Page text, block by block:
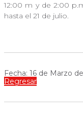
12:00 m y de 2:00
hasta el 21 de julio.
Fecha: 16 de Marzo
Regresar